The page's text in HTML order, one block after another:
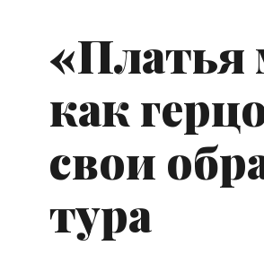
«Платья
как
свои
тура